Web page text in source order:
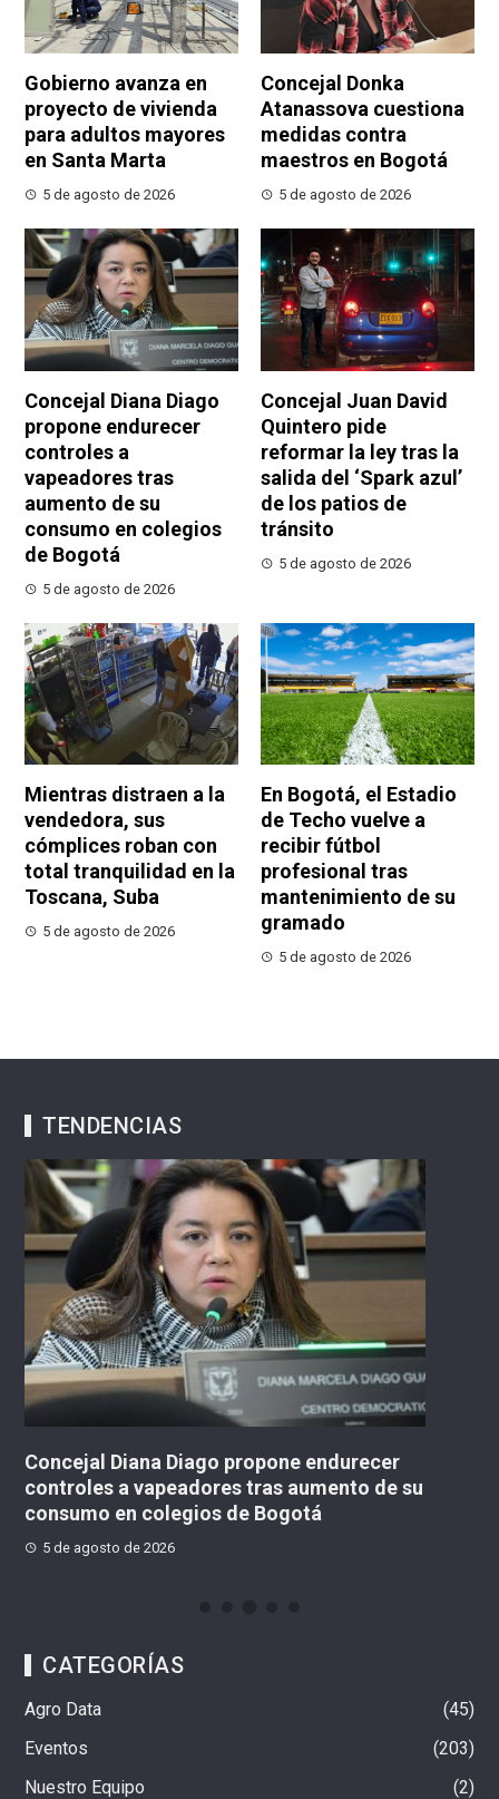
Gobierno avanza en
proyecto de vivienda
para adultos mayores
en Santa Marta
5 de agosto de 2026
Concejal Donka
Atanassova cuestiona
medidas contra
maestros en Bogotá
5 de agosto de 2026
Concejal Diana Diago
propone endurecer
controles a
vapeadores tras
aumento de su
consumo en colegios
de Bogotá
5 de agosto de 2026
Concejal Juan David
Quintero pide
reformar la ley tras la
salida del ‘Spark azul’
de los patios de
tránsito
5 de agosto de 2026
Mientras distraen a la
vendedora, sus
cómplices roban con
total tranquilidad en la
Toscana, Suba
5 de agosto de 2026
En Bogotá, el Estadio
de Techo vuelve a
recibir fútbol
profesional tras
mantenimiento de su
gramado
5 de agosto de 2026
TENDENCIAS
Concejal Diana Diago propone endurecer
controles a vapeadores tras aumento de su
consumo en colegios de Bogotá
5 de agosto de 2026
CATEGORÍAS
Agro Data
45
Eventos
203
Nuestro Equipo
2